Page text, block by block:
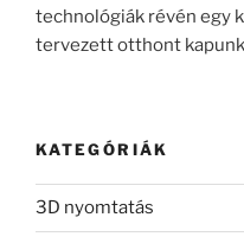
technológiák révén egy
tervezett otthont
KATEGÓRIÁK
3D nyomtatás